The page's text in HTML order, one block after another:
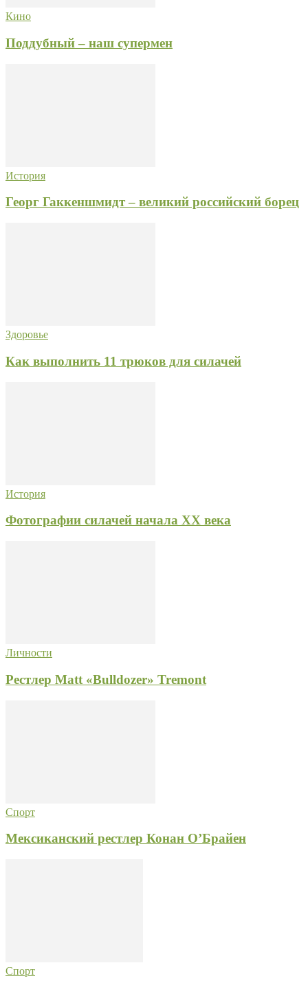
Кино
Поддубный – наш супермен
История
Георг Гаккеншмидт – великий российский борец
Здоровье
Как выполнить 11 трюков для силачей
История
Фотографии силачей начала XX века
Личности
Рестлер Matt «Bulldozer» Tremont
Спорт
Мексиканский рестлер Конан О’Брайен
Спорт